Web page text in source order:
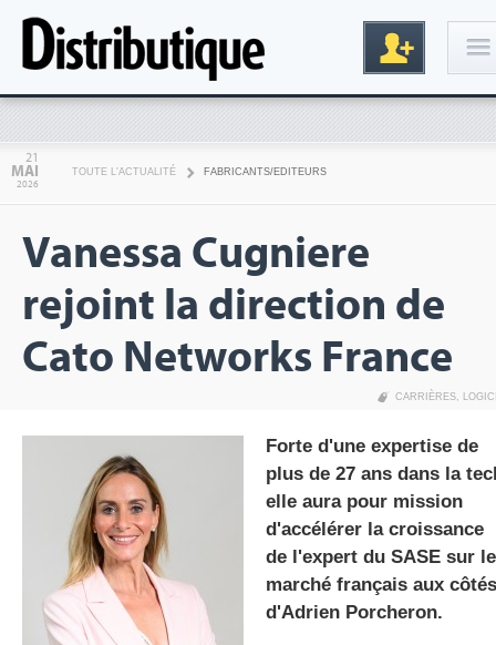
Inscription
gratuite
21
MAI
2026
TOUTE L'ACTUALITÉ FABRICANTS/EDITEURS
Vanessa Cugniere
rejoint la direction de
Cato Networks France
CARRIÈRES,
Forte d'une expertise de
plus de 27 ans dans la
elle aura pour mission
d'accélérer la croissance
de l'expert du SASE sur le
marché français aux côtés
d'Adrien Porcheron.